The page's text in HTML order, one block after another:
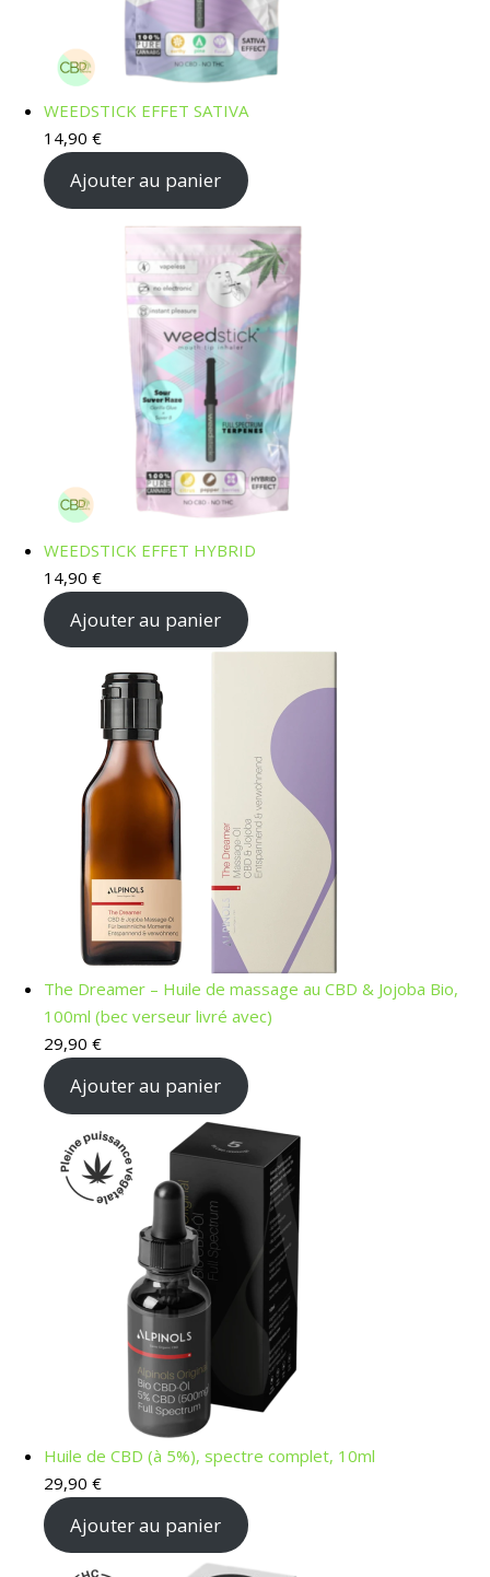
WEEDSTICK EFFET SATIVA
14,90 €
Ajouter au panier
WEEDSTICK EFFET HYBRID
14,90 €
Ajouter au panier
The Dreamer – Huile de massage au CBD & Jojoba Bio,
100ml (bec verseur livré avec)
29,90 €
Ajouter au panier
Huile de CBD (à 5%), spectre complet, 10ml
29,90 €
Ajouter au panier